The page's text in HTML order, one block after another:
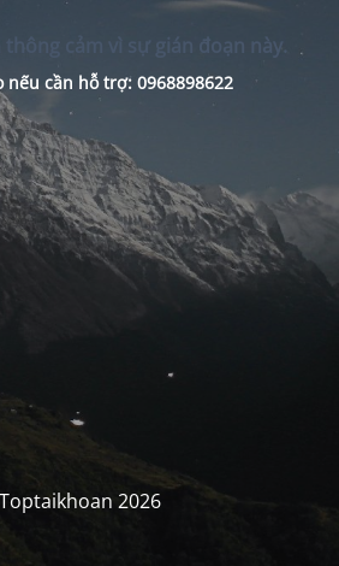
thông cảm vì sự gián đoạn này.
nếu cần hỗ trợ: 0968898622
2026